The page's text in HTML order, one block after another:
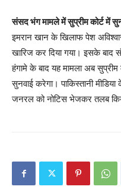
संसद भंग मामले में सुप्रीम कोर्ट में
इमरान खान के खिलाफ पेश
खारिज कर दिया गया। इसके बाद
हंगामे के बाद यह मामला अब
सुनवाई करेगा। पाकिस्तानी
जनरल को नोटिस भेजकर तलब